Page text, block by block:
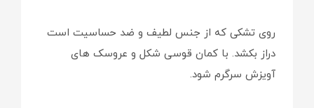
روی تشکی که از جنس لطیف و ضد حساسیت است
دراز بکشد. با کمان قوسی شکل و عروسک های
آویزش سرگرم شود.